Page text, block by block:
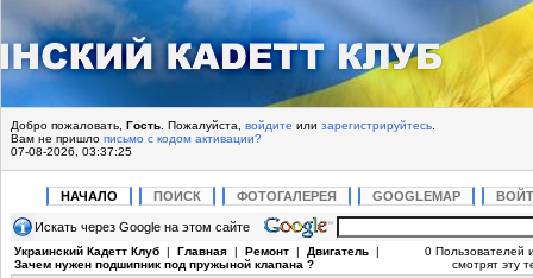
Добро пожаловать, Гость . Пожалуйста, войдите или зарегистрируйтесь
Вам не пришло письмо с кодом активации?
07-08-2026, 03:37:25
НАЧАЛО ПОИСК ФОТОГАЛЕРЕЯ GOOGLEMAP
Искать через Google на этом сайте
Украинский Кадетт Клуб | Главная | Ремонт | Двигатель |
Зачем нужен подшипник под пружыной клапана ?
0 Пользователей
смотрят эту